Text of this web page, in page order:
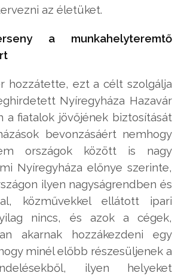
az életüket.
a munkahelyteremtő
hozzátette, ezt a célt szolgálja
Nyíregyháza Hazavár
a fiatalok jövőjének biztosítását
bevonzásáért nemhogy
országok között is nagy
Nyíregyháza előnye szerinte,
ilyen nagyságrendben és
közművekkel ellátott ipari
nincs, és azok a cégek,
akarnak hozzákezdeni egy
minél előbb részesüljenek a
ilyen helyeket